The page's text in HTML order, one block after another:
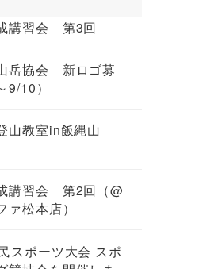
講習会 第3回
岳協会 新ロゴ募
9/10）
山教室in飯縄山
講習会 第2回（@
松本店）
スポーツ大会 スポ